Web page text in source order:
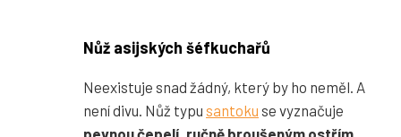
Nůž asijských šéfkuchařů
Neexistuje snad žádný, který by ho neměl. A
není divu. Nůž typu santoku se vyznačuje
pevnou čepelí, ručně broušeným ostřím